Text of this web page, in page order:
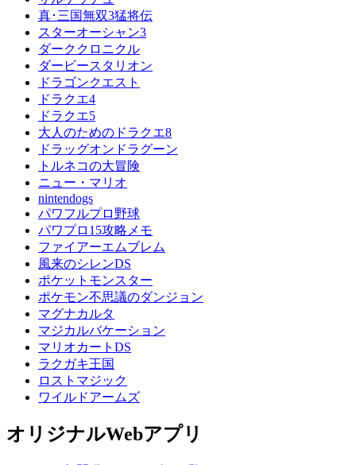
真･三国無双3猛将伝
スターオーシャン3
ダーククロニクル
ダービースタリオン
ドラゴンクエスト
ドラクエ4
ドラクエ5
大人のためのドラクエ8
ドラッグオンドラグーン
トルネコの大冒険
ニュー・マリオ
nintendogs
パワフルプロ野球
パワプロ15攻略メモ
ファイアーエムブレム
風来のシレンDS
ポケットモンスター
ポケモン不思議のダンジョン
マグナカルタ
マジカルバケーション
マリオカートDS
ラクガキ王国
ロストマジック
ワイルドアームズ
オリジナルWebアプリ